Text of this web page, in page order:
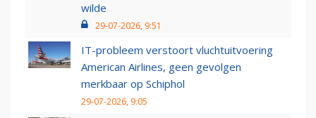
wilde
29-07-2026, 9:51
IT-probleem verstoort vluchtuitvoering
American Airlines, geen gevolgen
merkbaar op Schiphol
29-07-2026, 9:05